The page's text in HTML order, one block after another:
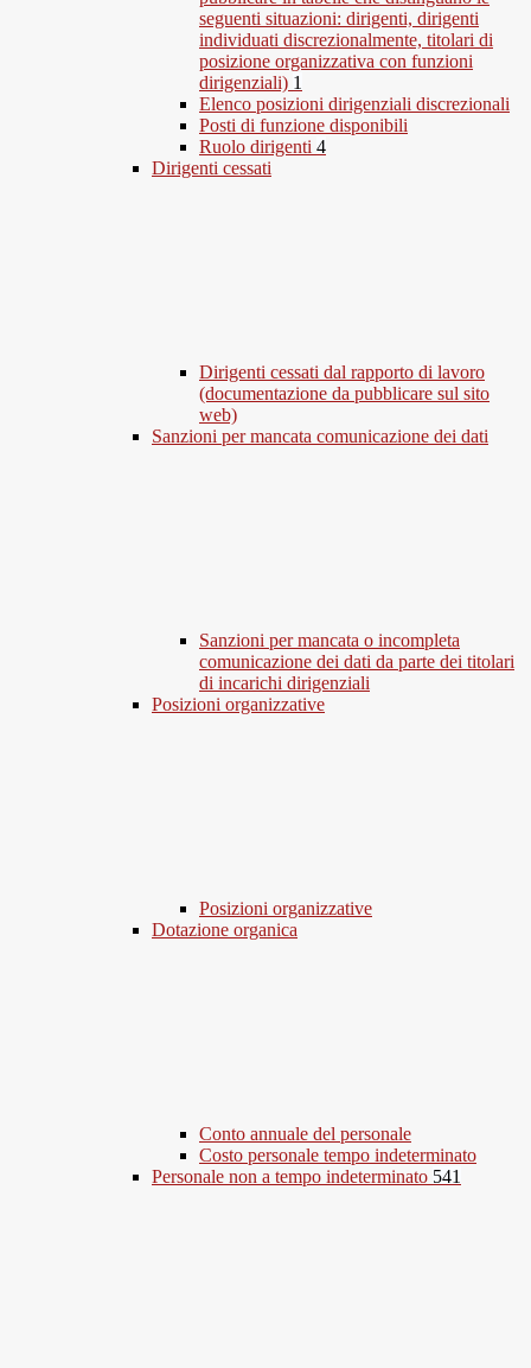
seguenti situazioni: dirigenti, dirigenti
individuati discrezionalmente, titolari di
posizione organizzativa con funzioni
dirigenziali) 1
Elenco posizioni dirigenziali discrezionali
Posti di funzione disponibili
Ruolo dirigenti 4
Dirigenti cessati
Dirigenti cessati dal rapporto di lavoro
(documentazione da pubblicare sul sito
web)
Sanzioni per mancata comunicazione dei dati
Sanzioni per mancata o incompleta
comunicazione dei dati da parte dei titolari
di incarichi dirigenziali
Posizioni organizzative
Posizioni organizzative
Dotazione organica
Conto annuale del personale
Costo personale tempo indeterminato
Personale non a tempo indeterminato 541